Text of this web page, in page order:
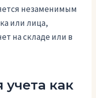
незаменимым
или лица,
на складе или в
как